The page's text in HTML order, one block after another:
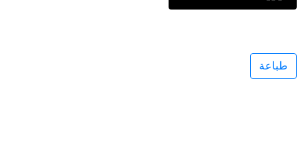
طباعة